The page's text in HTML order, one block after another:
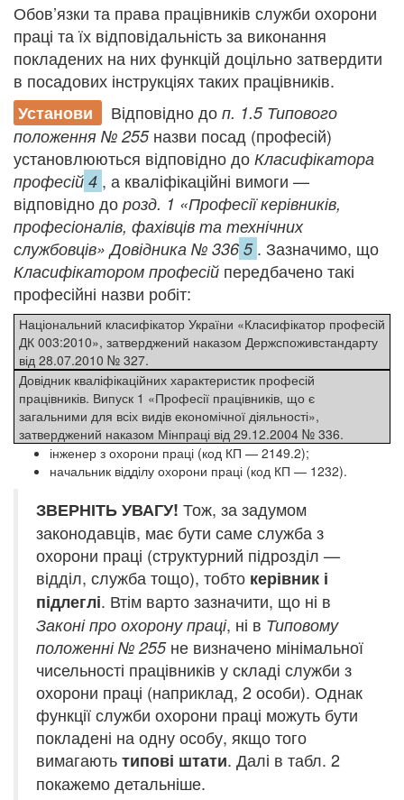
Обов’язки та права працівників служби охорони
праці та їх відповідальність за виконання
покладених на них функцій доцільно затвердити
в посадових інструкціях таких працівників.
Установи
Відповідно до п. 1.5 Типового
положення № 255назви посад (професій)
установлюються відповідно до Класифікатора
професій 4 , а кваліфікаційні вимоги —
відповідно до розд. 1 «Професії керівників,
професіоналів, фахівців та технічних
службовців» Довідника № 336 5 . Зазначимо, що
Класифікатором професій передбачено такі
професійні назви робіт:
Національний класифікатор України «Класифікатор професій
ДК 003:2010», затверджений наказом Держспоживстандарту
від 28.07.2010 № 327.
Довідник кваліфікаційних характеристик професій
працівників. Випуск 1 «Професії працівників, що є
загальними для всіх видів економічної діяльності»,
затверджений наказом Мінпраці від 29.12.2004 № 336.
інженер з охорони праці (код КП — 2149.2);
начальник відділу охорони праці (код КП — 1232).
ЗВЕРНІТЬ УВАГУ! Тож, за задумом
законодавців, має бути саме служба з
охорони праці (структурний підрозділ —
відділ, служба тощо), тобто керівник і
підлеглі. Втім варто зазначити, що ні в
Законі про охорону праці, ні в Типовому
положенні № 255не визначено мінімальної
чисельності працівників у складі служби з
охорони праці (наприклад, 2 особи). Однак
функції служби охорони праці можуть бути
покладені на одну особу, якщо того
вимагаютьтипові штати. Далі в табл. 2
покажемо детальніше.